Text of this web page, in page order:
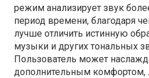
режим анализирует звук
период времени, благодаря
лучше отличить истинную
музыки и других тональных
Пользователь может
дополнительным комфортом,